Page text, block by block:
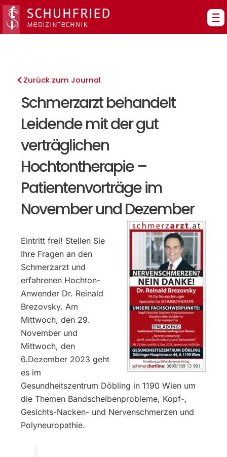
Zum
Inhalt
springen
Zurück zum Journal
Schmerzarzt behandelt
Leidende mit der gut
verträglichen
Hochtontherapie –
Patientenvorträge im
November und Dezember
Eintritt frei! Stellen Sie
Ihre Fragen an den
Schmerzarzt und
erfahrenen Hochton-
Anwender Dr. Reinald
Brezovsky. Am
Mittwoch, den 29.
November und
Mittwoch, den
6.Dezember 2023 geht
es im
Gesundheitszentrum Döbling in 1190 Wien um
die Themen Bandscheibenprobleme, Kopf-,
Gesichts-Nacken- und Nervenschmerzen und
Polyneuropathie.